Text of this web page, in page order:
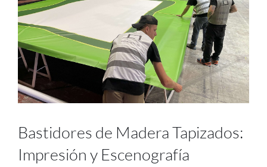
Bastidores de Madera Tapizados:
Impresión y Escenografía